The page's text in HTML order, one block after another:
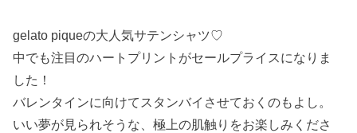
gelato piqueの大人気サテンシャツ♡
中でも注目のハートプリントがセールプライスになりま
した！
バレンタインに向けてスタンバイさせておくのもよし。
いい夢が見られそうな、極上の肌触りをお楽しみくださ